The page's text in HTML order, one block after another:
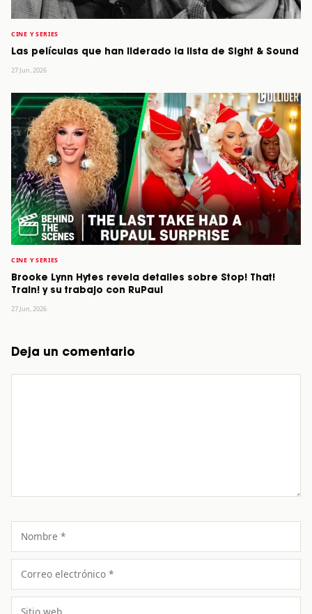
CINE Y SERIES
Las películas que han liderado la lista de Sight & Sound
27 Jun, 2026
CINE Y SERIES
Brooke Lynn Hytes revela detalles sobre Stop! That!
Train! y su trabajo con RuPaul
27 Jun, 2026
Deja un comentario
Comentario
Nombre
Correo
electrónico
Sitio